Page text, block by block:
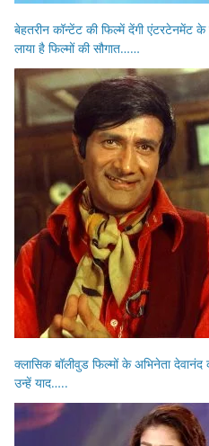
बेहतरीन कॉन्टेंट की फिल्में देंगी एंटरटेनमेंट
लाया है फिल्मों की सौगात……
क्लासिक बॉलीवुड फिल्मों के अभिनेता
उन्हें याद…..